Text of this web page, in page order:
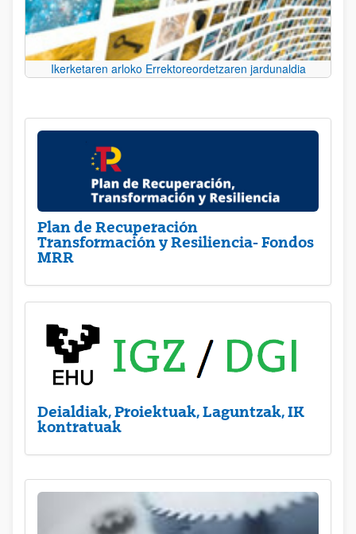
Ikerketaren arloko Errektoreordetzaren jardunaldia
Plan de Recuperación
Transformación y Resiliencia- Fondos
MRR
Deialdiak, Proiektuak, Laguntzak, IK
kontratuak